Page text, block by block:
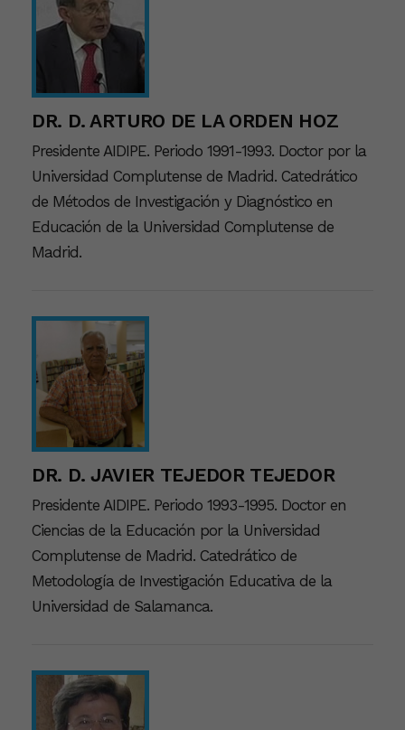
DR. D. ARTURO DE LA ORDEN HOZ
Presidente AIDIPE. Periodo 1991-1993. Doctor por la
Universidad Complutense de Madrid. Catedrático
de Métodos de Investigación y Diagnóstico en
Educación de la Universidad Complutense de
Madrid.
DR. D. JAVIER TEJEDOR TEJEDOR
Presidente AIDIPE. Periodo 1993-1995. Doctor en
Ciencias de la Educación por la Universidad
Complutense de Madrid. Catedrático de
Metodología de Investigación Educativa de la
Universidad de Salamanca.